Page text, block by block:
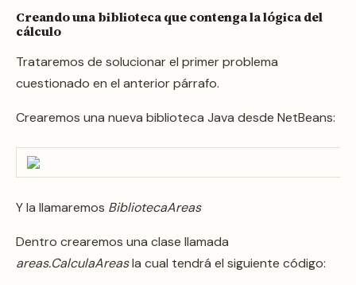
Creando una biblioteca que contenga la lógica del
cálculo
Trataremos de solucionar el primer problema
cuestionado en el anterior párrafo.
Crearemos una nueva biblioteca Java desde NetBeans:
Y la llamaremos BibliotecaAreas
Dentro crearemos una clase llamada
areas.CalculaAreasla cual tendrá el siguiente código: